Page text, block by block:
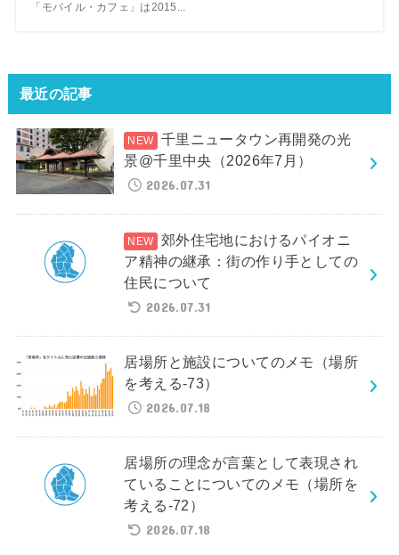
「モバイル・カフェ」は2015...
最近の記事
千里ニュータウン再開発の光
景@千里中央（2026年7月）
2026.07.31
郊外住宅地におけるパイオニ
ア精神の継承：街の作り手としての
住民について
2026.07.31
居場所と施設についてのメモ（場所
を考える-73）
2026.07.18
居場所の理念が言葉として表現され
ていることについてのメモ（場所を
考える-72）
2026.07.18